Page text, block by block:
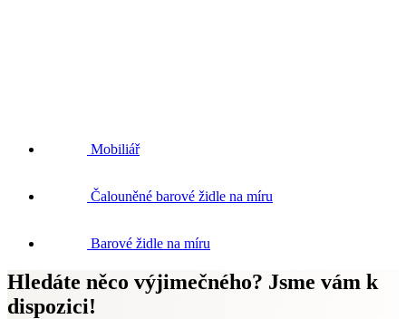
Mobiliář
Čalouněné barové židle na míru
Barové židle na míru
Hledáte něco výjimečného? Jsme vám k
dispozici!